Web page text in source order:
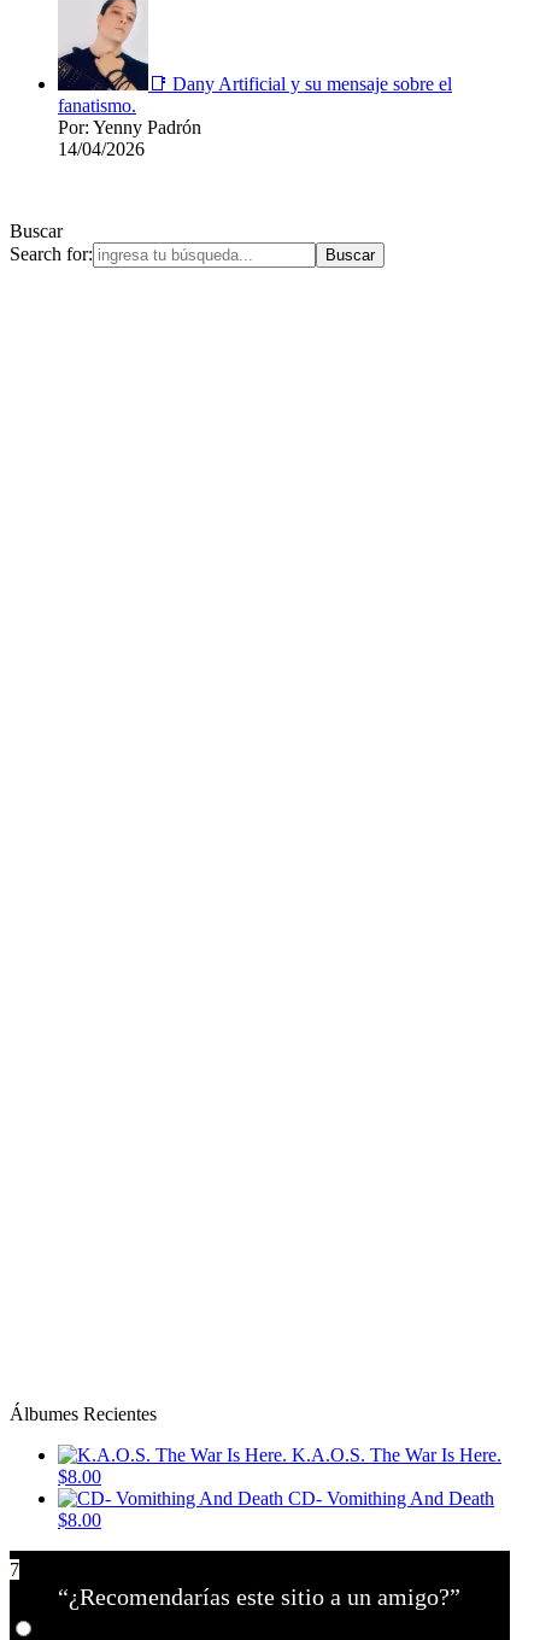
📑 Dany Artificial y su mensaje sobre el
fanatismo.
Por: Yenny Padrón
14/04/2026
Buscar
Search for:
Álbumes Recientes
K.A.O.S. The War Is Here.
$8.00
CD- Vomithing And Death
$8.00
7
“¿Recomendarías este sitio a un amigo?”